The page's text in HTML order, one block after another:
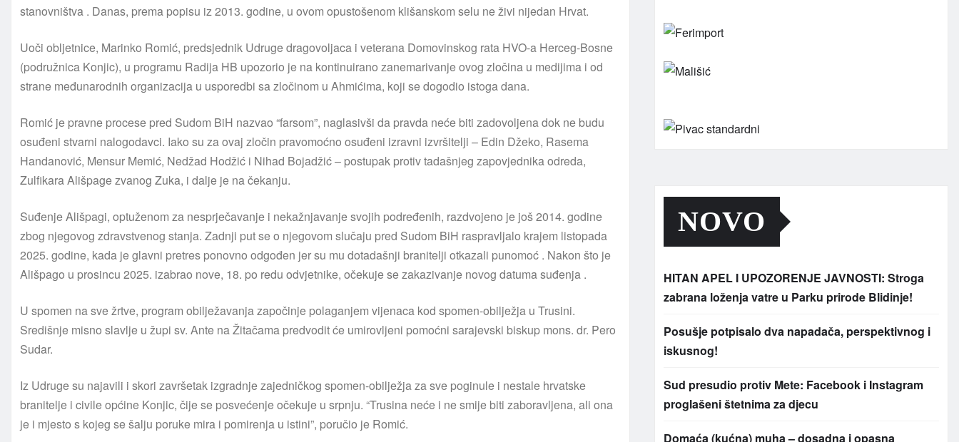
stanovništva . Danas, prema popisu iz 2013. godine, u ovom opustošenom klišanskom selu ne živi nijedan Hrvat.
Uoči obljetnice, Marinko Romić, predsjednik Udruge dragovoljaca i veterana Domovinskog rata HVO-a Herceg-Bosne
(podružnica Konjic), u programu Radija HB upozorio je na kontinuirano zanemarivanje ovog zločina u medijima i od
strane međunarodnih organizacija u usporedbi sa zločinom u Ahmićima, koji se dogodio istoga dana.
Romić je pravne procese pred Sudom BiH nazvao “farsom”, naglasivši da pravda neće biti zadovoljena dok ne budu
osuđeni stvarni nalogodavci. Iako su za ovaj zločin pravomoćno osuđeni izravni izvršitelji – Edin Džeko, Rasema
Handanović, Mensur Memić, Nedžad Hodžić i Nihad Bojadžić – postupak protiv tadašnjeg zapovjednika odreda,
Zulfikara Ališpage zvanog Zuka, i dalje je na čekanju.
Suđenje Ališpagi, optuženom za nesprječavanje i nekažnjavanje svojih podređenih, razdvojeno je još 2014. godine
zbog njegovog zdravstvenog stanja. Zadnji put se o njegovom slučaju pred Sudom BiH raspravljalo krajem listopada
2025. godine, kada je glavni pretres ponovno odgođen jer su mu dotadašnji branitelji otkazali punomoć . Nakon što je
Ališpago u prosincu 2025. izabrao nove, 18. po redu odvjetnike, očekuje se zakazivanje novog datuma suđenja .
U spomen na sve žrtve, program obilježavanja započinje polaganjem vijenaca kod spomen-obilježja u Trusini.
Središnje misno slavlje u župi sv. Ante na Žitačama predvodit će umirovljeni pomoćni sarajevski biskup mons. dr. Pero
Sudar.
Iz Udruge su najavili i skori završetak izgradnje zajedničkog spomen-obilježja za sve poginule i nestale hrvatske
branitelje i civile općine Konjic, čije se posvećenje očekuje u srpnju. “Trusina neće i ne smije biti zaboravljena, ali ona
je i mjesto s kojeg se šalju poruke mira i pomirenja u istini”, poručio je Romić.
NOVO
HITAN APEL I UPOZORENJE JAVNOSTI: Stroga
zabrana loženja vatre u Parku prirode Blidinje!
Posušje potpisalo dva napadača, perspektivnog i
iskusnog!
Sud presudio protiv Mete: Facebook i Instagram
proglašeni štetnima za djecu
Domaća (kućna) muha – dosadna i opasna